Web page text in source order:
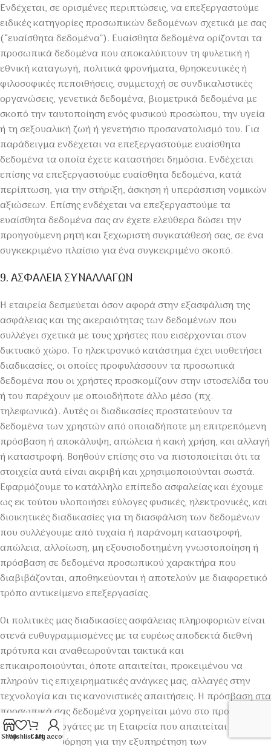
Ενδέχεται, σε ορισμένες περιπτώσεις, να επεξεργαστούμε
ειδικές κατηγορίες προσωπικών δεδομένων σχετικά με σας
(“ευαίσθητα δεδομένα”). Ευαίσθητα δεδομένα ορίζονται τα
προσωπικά δεδομένα που αποκαλύπτουν τη φυλετική ή
εθνική καταγωγή, πολιτικά φρονήματα, θρησκευτικές ή
φιλοσοφικές πεποιθήσεις, συμμετοχή σε συνδικαλιστικές
οργανώσεις, γενετικά δεδομένα, βιομετρικά δεδομένα με
σκοπό την ταυτοποίηση ενός φυσικού προσώπου, την υγεία
ή τη σεξουαλική ζωή ή γενετήσιο προσανατολισμό του. Για
παράδειγμα ενδέχεται να επεξεργαστούμε ευαίσθητα
δεδομένα τα οποία έχετε καταστήσει δημόσια. Ενδέχεται
επίσης να επεξεργαστούμε ευαίσθητα δεδομένα, κατά
περίπτωση, για την στήριξη, άσκηση ή υπεράσπιση νομικών
αξιώσεων. Επίσης ενδέχεται να επεξεργαστούμε τα
ευαίσθητα δεδομένα σας αν έχετε ελεύθερα δώσει την
προηγούμενη ρητή και ξεχωριστή συγκατάθεσή σας, σε ένα
συγκεκριμένο πλαίσιο για ένα συγκεκριμένο σκοπό.
9. ΑΣΦΑΛΕΙΑ ΣΥΝΑΛΛΑΓΩΝ
Η εταιρεία δεσμεύεται όσον αφορά στην εξασφάλιση της
ασφάλειας και της ακεραιότητας των δεδομένων που
συλλέγει σχετικά με τους χρήστες που εισέρχονται στον
δικτυακό χώρο. Το ηλεκτρονικό κατάστημα έχει υιοθετήσει
διαδικασίες, οι οποίες προφυλάσσουν τα προσωπικά
δεδομένα που οι χρήστες προσκομίζουν στην ιστοσελίδα του
ή του παρέχουν με οποιοδήποτε άλλο μέσο (πχ.
τηλεφωνικά). Αυτές οι διαδικασίες προστατεύουν τα
δεδομένα των χρηστών από οποιαδήποτε μη επιτρεπόμενη
πρόσβαση ή αποκάλυψη, απώλεια ή κακή χρήση, και αλλαγή
ή καταστροφή. Βοηθούν επίσης στο να πιστοποιείται ότι τα
στοιχεία αυτά είναι ακριβή και χρησιμοποιούνται σωστά.
Εφαρμόζουμε το κατάλληλο επίπεδο ασφαλείας και έχουμε
ως εκ τούτου υλοποιήσει εύλογες φυσικές, ηλεκτρονικές, και
διοικητικές διαδικασίες για τη διασφάλιση των δεδομένων
που συλλέγουμε από τυχαία ή παράνομη καταστροφή,
απώλεια, αλλοίωση, μη εξουσιοδοτημένη γνωστοποίηση ή
πρόσβαση σε δεδομένα προσωπικού χαρακτήρα που
διαβιβάζονται, αποθηκεύονται ή αποτελούν με διαφορετικό
τρόπο αντικείμενο επεξεργασίας.
Οι πολιτικές μας διαδικασίες ασφάλειας πληροφοριών είναι
στενά ευθυγραμμισμένες με τα ευρέως αποδεκτά διεθνή
πρότυπα και αναθεωρούνται τακτικά και
επικαιροποιούνται, όποτε απαιτείται, προκειμένου να
πληρούν τις επιχειρηματικές ανάγκες μας, αλλαγές στην
τεχνολογία και τις κανονιστικές απαιτήσεις. Η πρόσβαση στα
προσωπικά σας δεδομένα χορηγείται μόνο στο προσωπικό ή
άμεσους συνεργάτες με τη Εταιρεία που απαιτείται να έχουν
τέτοια πληροφόρηση για την εξυπηρέτηση των
ShopWishlistCart
My account